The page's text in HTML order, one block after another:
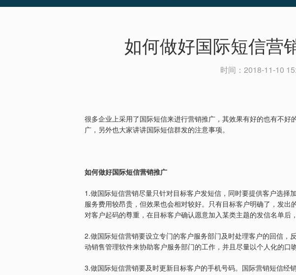
如何做好国际短信营
时间： 2018-11-10
很多企业上采用了国际短信来进行营销推广，其效果有好的也有不
广，另外也大家讲讲国际短信群发的注意事项。
如何做好国际短信营销推广
1.做国际短信营销尽量只针对目标客户发短信，同时要提供客户选
服务费用较昂贵，但效果也会相对较好。只有目标客户明确了，发
对客户起码的尊重，在目标客户确认愿意加入某类主题的发信名单后
2.做国际短信营销要设立专门的客户服务部门及时处理客户的回信，
动销售管理软件来协助客户服务部门的工作，并且尽量以个人化的口
3.做国际短信营销要及时更新目标客户的手机号码。国际营销短信经